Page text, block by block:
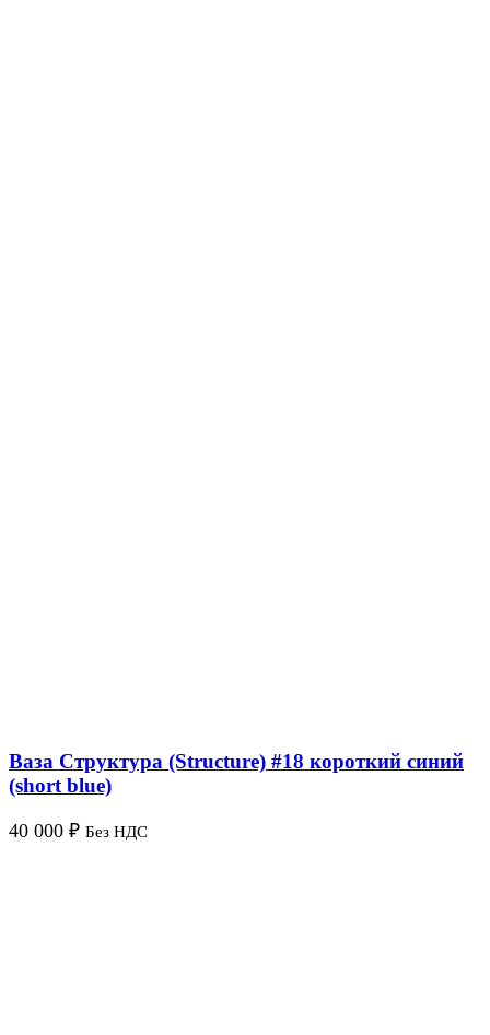
Ваза Структура (Structure) #18 короткий синий
(short blue)
40 000 ₽ Без НДС